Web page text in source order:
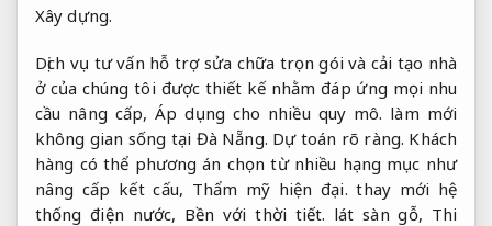
Xây dựng.
Dịch vụ tư vấn hỗ trợ sửa chữa trọn gói và cải tạo nhà
ở của chúng tôi được thiết kế nhằm đáp ứng mọi nhu
cầu nâng cấp,Áp dụng cho nhiều quy mô. làm mới
không gian sống tại Đà Nẵng. Dự toán rõ ràng. Khách
hàng có thể phương án chọn từ nhiều hạng mục như
nâng cấp kết cấu, Thẩm mỹ hiện đại. thay mới hệ
thống điện nước, Bền với thời tiết. lát sàn gỗ, Thi